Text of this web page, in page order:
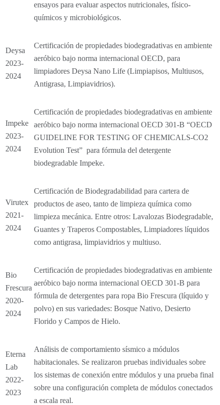
ensayos para evaluar aspectos nutricionales, físico-
químicos y microbiológicos.
Deysa
2023-
2024
Certificación de propiedades biodegradativas en ambiente
aeróbico bajo norma internacional OECD, para
limpiadores Deysa Nano Life (Limpiapisos, Multiusos,
Antigrasa, Limpiavidrios).
Impeke
2023-
2024
Certificación de propiedades biodegradativas en ambiente
aeróbico bajo norma internacional OECD 301-B “OECD
GUIDELINE FOR TESTING OF CHEMICALS-CO2
Evolution Test” para fórmula del detergente
biodegradable Impeke.
Virutex
2021-
2024
Certificación de Biodegradabilidad para cartera de
productos de aseo, tanto de limpieza química como
limpieza mecánica. Entre otros: Lavalozas Biodegradable,
Guantes y Traperos Compostables, Limpiadores líquidos
como antigrasa, limpiavidrios y multiuso.
Bio
Frescura
2020-
2024
Certificación de propiedades biodegradativas en ambiente
aeróbico bajo norma internacional OECD 301-B para
fórmula de detergentes para ropa Bio Frescura (líquido y
polvo) en sus variedades: Bosque Nativo, Desierto
Florido y Campos de Hielo.
Eterna
Lab
2022-
2023
Análisis de comportamiento sísmico a módulos
habitacionales. Se realizaron pruebas individuales sobre
los sistemas de conexión entre módulos y una prueba final
sobre una configuración completa de módulos conectados
a escala real.